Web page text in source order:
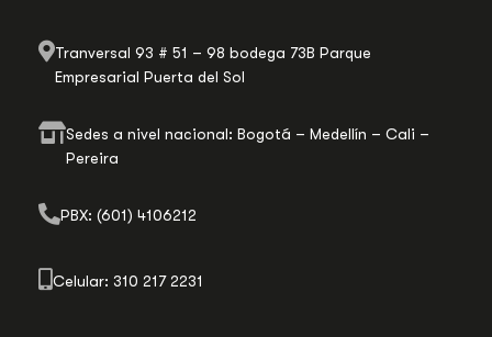
Tranversal 93 # 51 – 98 bodega 73B Parque
Empresarial Puerta del Sol
Sedes a nivel nacional: Bogotá – Medellín – Cali –
Pereira
PBX: (601) 4106212
Celular: 310 217 2231